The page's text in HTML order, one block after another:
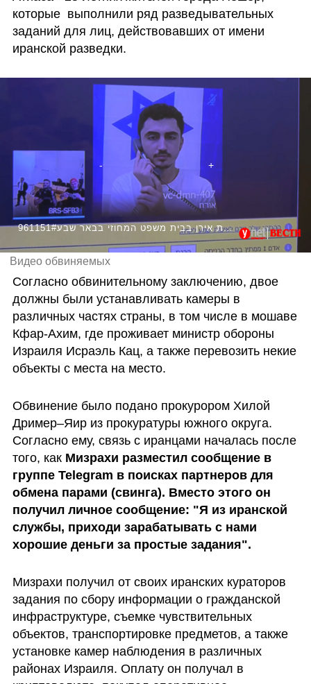
которые  выполнили ряд разведывательных
заданий для лиц, действовавших от имени
иранской разведки.
961151#כתב האישום נגד אלמוג אטיאס ורועי מזרחי החשודים בריגול לטובת אירן בבית משפט המחוזי בבאר שבע
Видео обвиняемых
Согласно обвинительному заключению, двое
должны были устанавливать камеры в
различных частях страны, в том числе в мошаве
Кфар-Ахим, где проживает министр обороны
Израиля Исраэль Кац, а также перевозить некие
объекты с места на место.
Обвинение было подано прокурором Хилой
Дример–Яир из прокуратуры южного округа.
Согласно ему, связь с иранцами началась после
того, как Мизрахи разместил сообщение в
группе Telegram в поисках партнеров для
обмена парами (свинга). Вместо этого он
получил личное сообщение: "Я из иранской
службы, приходи зарабатывать с нами
хорошие деньги за простые задания".
Мизрахи получил от своих иранских кураторов
задания по сбору информации о гражданской
инфраструктуре, съемке чувствительных
объектов, транспортировке предметов, а также
установке камер наблюдения в различных
районах Израиля. Оплату он получал в